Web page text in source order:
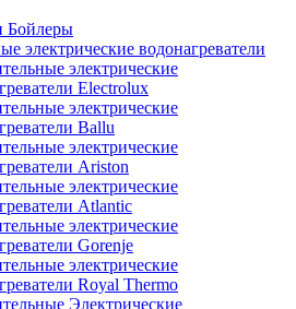
Бойлеры
электрические водонагреватели
электрические
Electrolux
электрические
Ballu
электрические
Ariston
электрические
Atlantic
электрические
Gorenje
электрические
Royal Thermo
Электрические